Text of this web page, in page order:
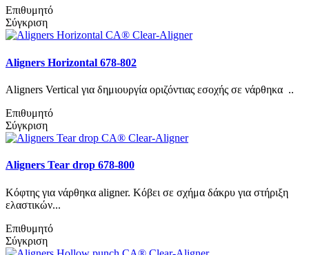
Επιθυμητό
Σύγκριση
Aligners Horizontal 678-802
Aligners Vertical για δημιουργία οριζόντιας εσοχής σε νάρθηκα ..
Επιθυμητό
Σύγκριση
Aligners Tear drop 678-800
Κόφτης για νάρθηκα aligner. Κόβει σε σχήμα δάκρυ για στήριξη
ελαστικών...
Επιθυμητό
Σύγκριση